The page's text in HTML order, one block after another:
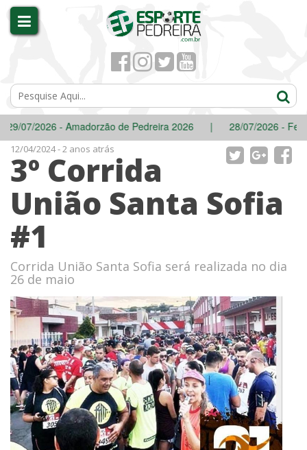
2026 - Amadorzão de Pedreira 2026| 28/07/2026 - Festival
12/04/2024 - 2 anos atrás
3º Corrida
União Santa Sofia
#1
Corrida União Santa Sofia será realizada no dia
26 de maio